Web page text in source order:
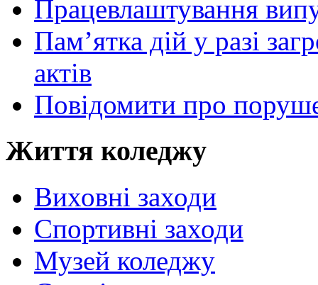
Працевлаштування
Пам’ятка дій у разі
актів
Повідомити про
Життя коледжу
Виховні заходи
Спортивні заходи
Музей коледжу